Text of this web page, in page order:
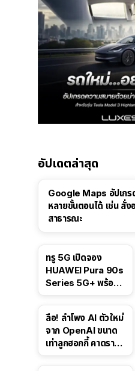
อัปเดตล่าสุด
Google Maps อัปเก
หลายขั้นตอนได้ เช่น สั่
สาธารณะ
ทรู 5G เปิดจอง
HUAWEI Pura 90s
Series 5G+ พร้อม
ลือ! ลำโพง AI ตัวใหม่
จาก OpenAI ขนาด
เท่าลูกฮอกกี้ คาดราคา